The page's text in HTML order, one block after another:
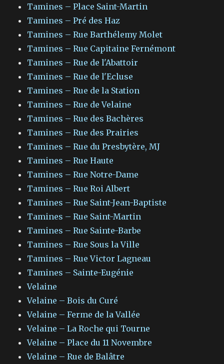
Tamines – Place Saint-Martin
Tamines – Pré des Haz
Tamines – Rue Barthélemy Molet
Tamines – Rue Capitaine Fernémont
Tamines – Rue de l'Abattoir
Tamines – Rue de l'Ecluse
Tamines – Rue de la Station
Tamines – Rue de Velaine
Tamines – Rue des Bachères
Tamines – Rue des Prairies
Tamines – Rue du Presbytère, MJ
Tamines – Rue Haute
Tamines – Rue Notre-Dame
Tamines – Rue Roi Albert
Tamines – Rue Saint-Jean-Baptiste
Tamines – Rue Saint-Martin
Tamines – Rue Sainte-Barbe
Tamines – Rue Sous la Ville
Tamines – Rue Victor Lagneau
Tamines – Sainte-Eugénie
Velaine
Velaine – Bois du Curé
Velaine – Ferme de la Vallée
Velaine – La Roche qui Tourne
Velaine – Place du 11 Novembre
Velaine – Rue de Balâtre